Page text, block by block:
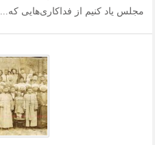
مجلس یاد کنیم از فداکاری‌هایی که...